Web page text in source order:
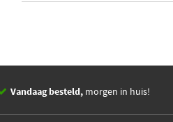
Vandaag besteld, morgen in huis!